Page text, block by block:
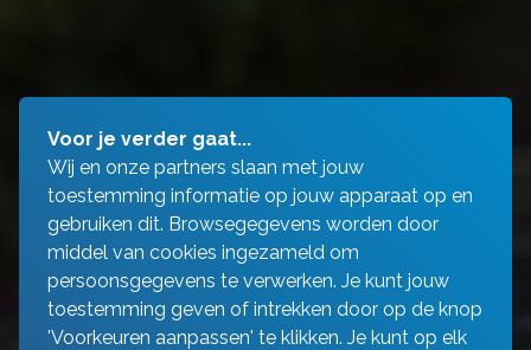
Voor je verder gaat...
Wij en onze partners slaan met jouw
toestemming informatie op jouw apparaat op en
gebruiken dit. Browsegegevens worden door
middel van cookies ingezameld om
persoonsgegevens te verwerken. Je kunt jouw
toestemming geven of intrekken door op de knop
'Voorkeuren aanpassen' te klikken. Je kunt op elk